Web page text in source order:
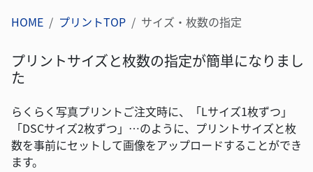
HOME プリントTOP サイズ・枚数の指定
プリントサイズと枚数の指定が簡単になりまし
た
らくらく写真プリントご注文時に、「Lサイズ1枚ずつ」
「DSCサイズ2枚ずつ」…のように、プリントサイズと枚
数を事前にセットして画像をアップロードすることができ
ます。